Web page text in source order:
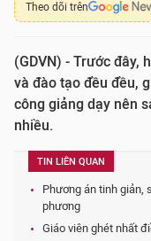
Theo dõi trên
(GDVN) - Trước đây,
và đào tạo đều đều,
công giảng dạy nên
nhiều.
TIN LIÊN QUAN
Phương án tinh giản,
phương
Giáo viên ghét nhất